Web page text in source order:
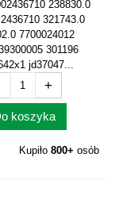
238830.0
321743.0
7700024012
301196
jd37047...
+
koszyka
Kupiło 800+ osób